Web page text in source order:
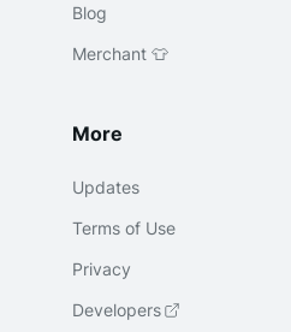
Blog
Merchant 👕
More
Updates
Terms of Use
Privacy
Developers